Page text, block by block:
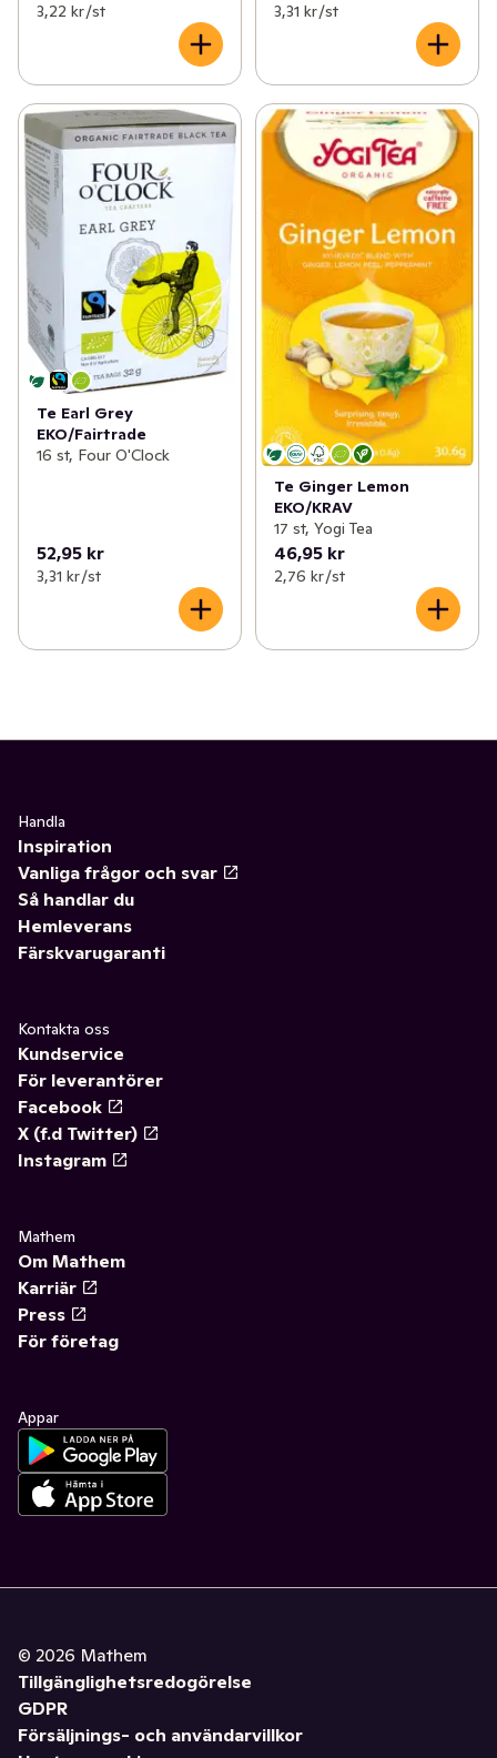
3,22 kr /st 3,31 kr /st
Te Earl Grey
EKO/Fairtrade
16 st, Four O'Clock
52,95 kr
3,31 kr /st
Te Ginger Lemon
EKO/KRAV
17 st, Yogi Tea
46,95 kr
2,76 kr /st
Handla
Inspiration
Vanliga frågor och svar
Så handlar du
Hemleverans
Färskvarugaranti
Kontakta oss
Kundservice
För leverantörer
Facebook
X (f.d Twitter)
Instagram
Mathem
Om Mathem
Karriär
Press
För företag
Appar
© 2026 Mathem
Tillgänglighetsredogörelse
GDPR
Försäljnings- och användarvillkor